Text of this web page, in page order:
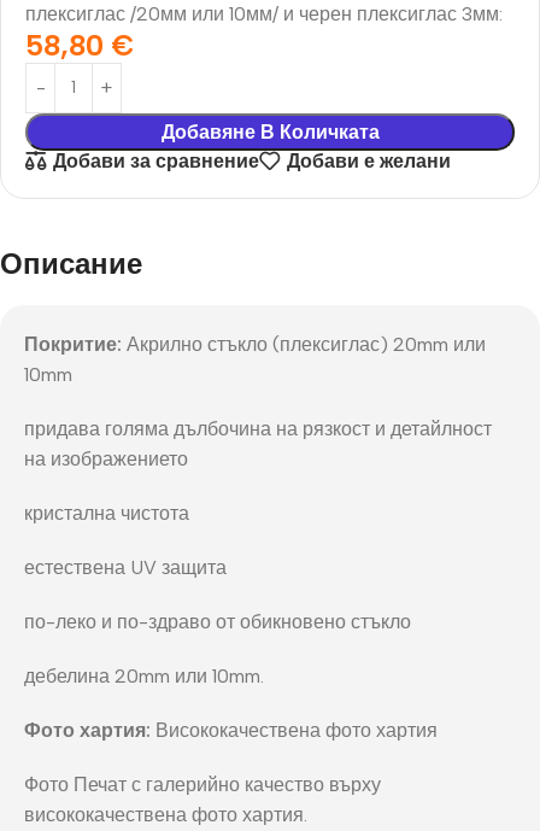
плексиглас /20мм или 10мм/ и черен плексиглас 3мм:
58,80 €
Добавяне В Количката
Добави за сравнение
Добави е желани
Описание
Покритие: Акрилно стъкло (плексиглас) 20mm или
10mm
придава голяма дълбочина на рязкост и детайлност
на изображението
кристална чистота
естествена UV защита
по-леко и по-здраво от обикновено стъкло
дебелина 20mm или 10mm.
Фото хартия: Висококачествена фото хартия
Фото Печат с галерийно качество върху
висококачествена фото хартия.